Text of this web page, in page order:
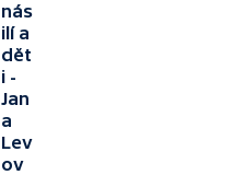
nás
ilí a
dět
i -
Jan
a
Lev
ov